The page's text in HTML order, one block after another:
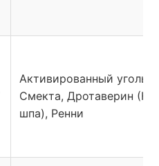
Активированный уголь,
Смекта, Дротаверин
шпа), Ренни